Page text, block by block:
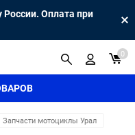
Оплата при
0
Запчасти мотоциклы Урал